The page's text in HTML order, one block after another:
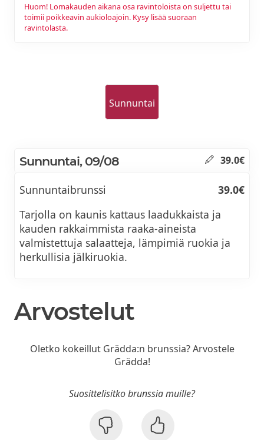
Huom! Lomakauden aikana osa ravintoloista on suljettu tai
toimii poikkeavin aukioloajoin. Kysy lisää suoraan
ravintolasta.
Sunnuntai
Sunnuntai, 09/08 39.0€
Sunnuntaibrunssi
39.0€
Tarjolla on kaunis kattaus laadukkaista ja
kauden rakkaimmista raaka-aineista
valmistettuja salaatteja, lämpimiä ruokia ja
herkullisia jälkiruokia.
Arvostelut
Oletko kokeillut Grädda:n brunssia? Arvostele
Grädda!
Suosittelisitko brunssia muille?